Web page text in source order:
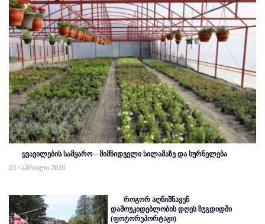
ყვავილების სამყარო – მიმზიდველი სილამაზე და სურნელება
03 / აპრილი 2026
როგორ აღნიშნავენ
დამოუკიდებლობის დღეს ზუგდიდში
(ფოტორეპორტაჟი)